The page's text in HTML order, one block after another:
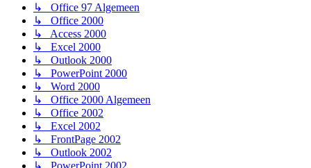
↳ Office 97 Algemeen
↳ Office 2000
↳ Access 2000
↳ Excel 2000
↳ Outlook 2000
↳ PowerPoint 2000
↳ Word 2000
↳ Office 2000 Algemeen
↳ Office 2002
↳ Excel 2002
↳ FrontPage 2002
↳ Outlook 2002